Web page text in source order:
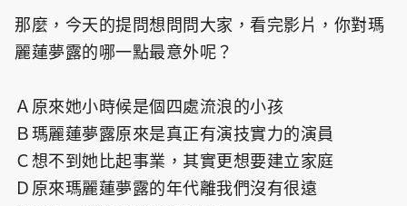
那麼，今天的提問想問問大家，看完影片，你對瑪
麗蓮夢露的哪一點最意外呢？
Ａ原來她小時候是個四處流浪的小孩
Ｂ瑪麗蓮夢露原來是真正有演技實力的演員
Ｃ想不到她比起事業，其實更想要建立家庭
Ｄ原來瑪麗蓮夢露的年代離我們沒有很遠